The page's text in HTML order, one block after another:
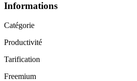
Informations
Catégorie
Productivité
Tarification
Freemium